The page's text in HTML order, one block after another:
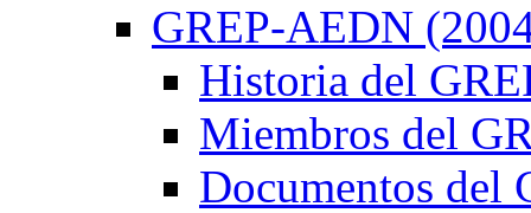
GREP-AEDN
Historia del
Miembros del
Documentos del